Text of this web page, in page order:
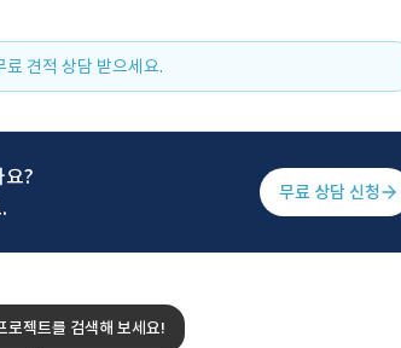
료 견적 상담 받으세요.
요?
무료 상담 신청
로젝트를 검색해 보세요!